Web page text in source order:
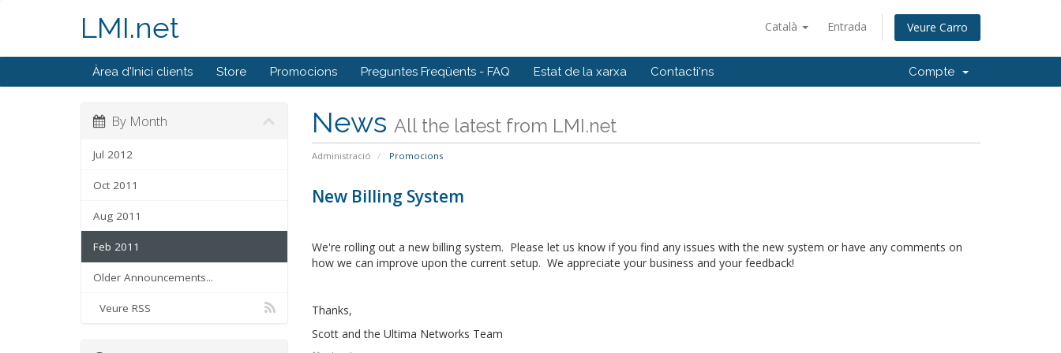
Català Entrada Veure Carro
LMI.net
Àrea d'Inici clients Store Promocions Preguntes Freqüents - FAQ Estat de la xarxa Contacti'ns Compte
News All the latest from LMI.net
Administració Promocions
By Month
Jul 2012
Oct 2011
Aug 2011
Feb 2011
Older Announcements...
Veure RSS
New Billing System
We're rolling out a new billing system. Please let us know if you find any issues with the new system or have any comments on
how we can improve upon the current setup. We appreciate your business and your feedback!
Thanks,
Scott and the Ultima Networks Team